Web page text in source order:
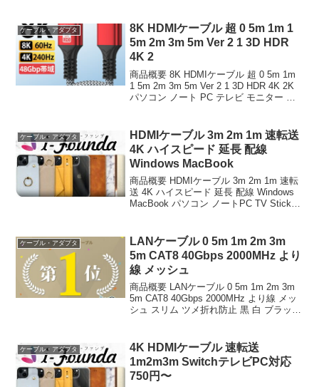
ケーブル・アダプタ
8K HDMIケーブル 超 0 5m 1m 1
5m 2m 3m 5m Ver 2 1 3D HDR
4K 2
商品概要 8K HDMIケーブル 超 0 5m 1m
1 5m 2m 3m 5m Ver 2 1 3D HDR 4K 2K
パソコン ノート PC テレビ モニター ゲ
ケーブル・アダプタ
HDMIケーブル 3m 2m 1m 速転送
4K ハイスピード 延長 配線
Windows MacBook
商品概要 HDMIケーブル 3m 2m 1m 速転
送 4K ハイスピード 延長 配線 Windows
MacBook パソコン ノートPC TV Stick
ケーブル・アダプタ
LANケーブル 0 5m 1m 2m 3m
5m CAT8 40Gbps 2000MHz より
線 メッシュ
商品概要 LANケーブル 0 5m 1m 2m 3m
5m CAT8 40Gbps 2000MHz より線 メッ
シュ スリム ツメ折れ防止 黒 白 ブラック
ケーブル・アダプタ
4K HDMIケーブル 速転送
1m2m3m SwitchテレビPC対応
750円〜